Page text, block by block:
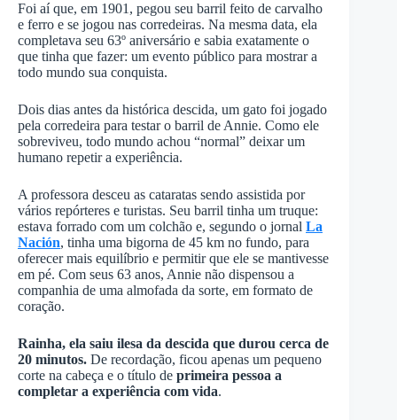
Foi aí que, em 1901, pegou seu barril feito de carvalho
e ferro e se jogou nas corredeiras. Na mesma data, ela
completava seu 63º aniversário e sabia exatamente o
que tinha que fazer: um evento público para mostrar a
todo mundo sua conquista.
Dois dias antes da histórica descida, um gato foi jogado
pela corredeira para testar o barril de Annie. Como ele
sobreviveu, todo mundo achou “normal” deixar um
humano repetir a experiência.
A professora desceu as cataratas sendo assistida por
vários repórteres e turistas. Seu barril tinha um truque:
estava forrado com um colchão e, segundo o jornal La
Nación, tinha uma bigorna de 45 km no fundo, para
oferecer mais equilíbrio e permitir que ele se mantivesse
em pé. Com seus 63 anos, Annie não dispensou a
companhia de uma almofada da sorte, em formato de
coração.
Rainha, ela saiu ilesa da descida que durou cerca de
20 minutos. De recordação, ficou apenas um pequeno
corte na cabeça e o título de primeira pessoa a
completar a experiência com vida.